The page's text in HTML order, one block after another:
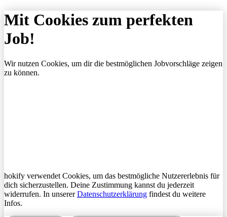
Mit Cookies zum perfekten
Job!
Wir nutzen Cookies, um dir die bestmöglichen Jobvorschläge zeigen
zu können.
hokify verwendet Cookies, um das bestmögliche Nutzererlebnis für
dich sicherzustellen. Deine Zustimmung kannst du jederzeit
widerrufen. In unsererDatenschutzerklärung findest du weitere
Infos.